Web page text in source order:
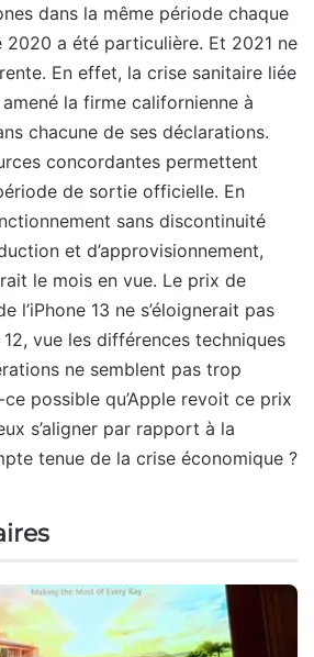
dans la même période chaque
2020 a été particulière. Et 2021 ne
En effet, la crise sanitaire liée
la firme californienne à
chacune de ses déclarations.
concordantes permettent
de sortie officielle. En
sans discontinuité
et d’approvisionnement,
le mois en vue. Le prix de
l’iPhone 13 ne s’éloignerait pas
12, vue les différences techniques
ne semblent pas trop
possible qu’Apple revoit ce prix
s’aligner par rapport à la
tenue de la crise économique ?